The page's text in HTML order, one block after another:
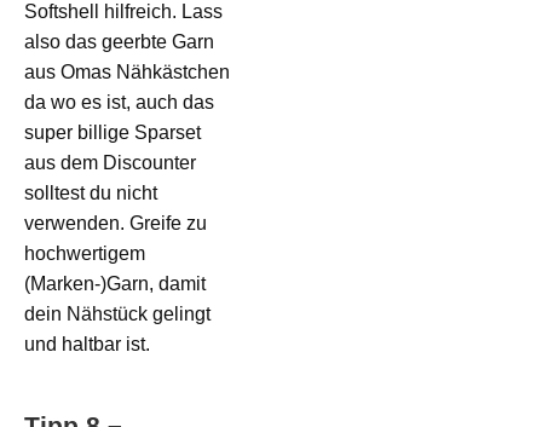
Softshell hilfreich. Lass
also das geerbte Garn
aus Omas Nähkästchen
da wo es ist, auch das
super billige Sparset
aus dem Discounter
solltest du nicht
verwenden. Greife zu
hochwertigem
(Marken-)Garn, damit
dein Nähstück gelingt
und haltbar ist.